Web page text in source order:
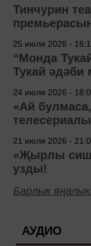
Тинчурин
25 июля 2026 -
“Монда
Тукай әдәби
24 июля 2026 -
«Ай
21 июля 2026 -
«Җырлы
узды!
Барлык
АУДИО